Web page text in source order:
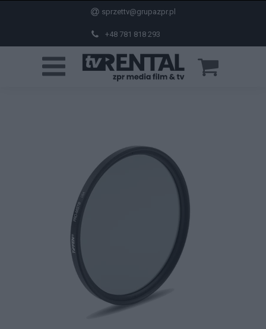
+48 781 818 293
sprzettv@grupazpr.pl